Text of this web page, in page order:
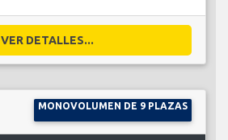
VER DETALLES...
MONOVOLUMEN DE 9 PLAZAS